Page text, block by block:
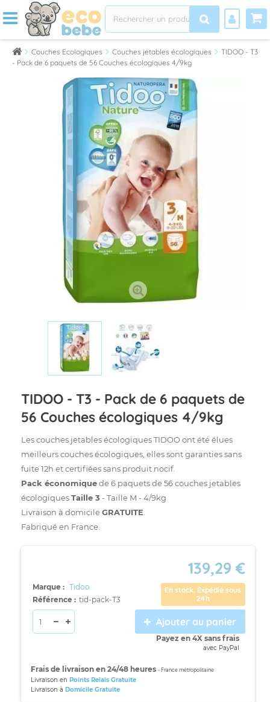
Couches Ecologiques Couches jetables écologiques
TIDOO - T3
- Pack de 6 paquets de 56 Couches écologiques 4/9kg
TIDOO - T3 - Pack de 6 paquets de
56 Couches écologiques 4/9kg
Les couches jetables écologiques TIDOO ont été élues
meilleurs couches écologiques, elles sont garanties sans
fuite 12h et certifiées sans produit nocif.
Pack économiquede 6 paquets de 56 couches jetables
écologiquesTaille 3- Taille M - 4/9kg
Livraison à domicileGRATUITE
Fabriqué en France.
139,29 €
Marque : Tidoo
Référence : tid-pack-T3
En stock. Expédié sous
24h
Ajouter au panier
Payez en 4X sans frais
avec PayPal
Frais de livraison en 24/48 heures - France métropolitaine
Livraison en Points Relais Gratuite
Livraison à Domicile Gratuite